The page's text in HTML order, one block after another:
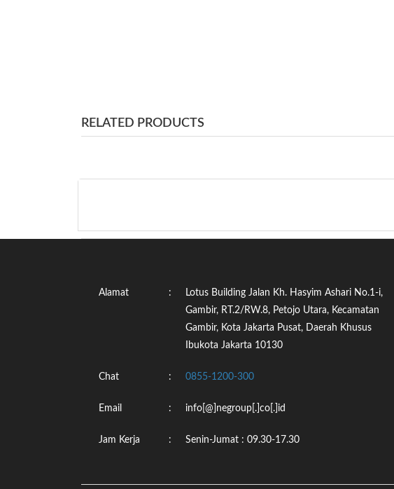
RELATED PRODUCTS
Alamat :
Lotus Building Jalan Kh. Hasyim Ashari No.1-i,
Gambir, RT.2/RW.8, Petojo Utara, Kecamatan
Gambir, Kota Jakarta Pusat, Daerah Khusus
Ibukota Jakarta 10130
Chat : 0855-1200-300
Email : info[@]negroup[.]co[.]id
Jam Kerja : Senin-Jumat : 09.30-17.30